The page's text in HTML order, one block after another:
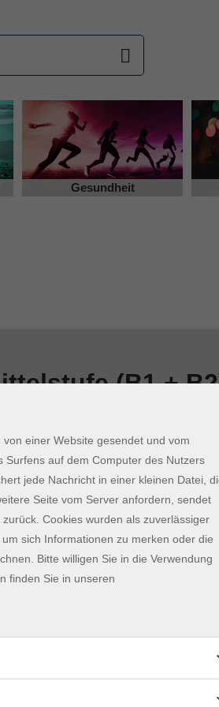
Gesundheit
(B1 +
nur beginnende nur online
auf die Deutschprüfung
17.10.2026
einer Website gesendet und vom
auf dem Computer des Nutzers
jede Nachricht in einer kleinen Datei,
Seite vom Server anfordern, sendet
Cookies wurden als zuverlässiger
sich Informationen zu merken oder die
Bitte willigen Sie in die Verwendung
finden Sie in unseren